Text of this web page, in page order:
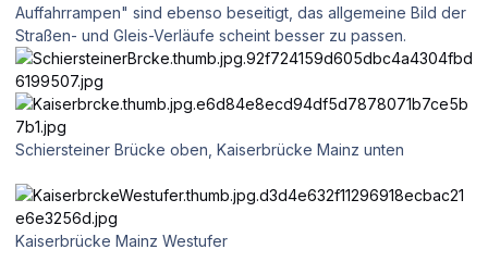
Auffahrrampen" sind ebenso beseitigt, das allgemeine Bild der
Straßen- und Gleis-Verläufe scheint besser zu passen.
Schiersteiner Brücke oben, Kaiserbrücke Mainz unten
Kaiserbrücke Mainz Westufer